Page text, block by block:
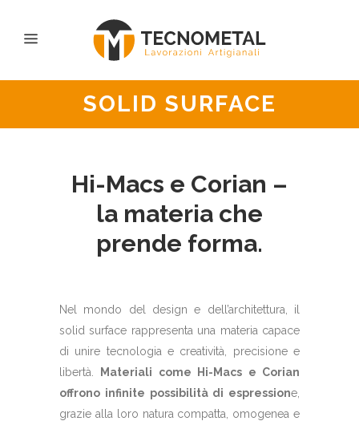
SOLID SURFACE
Hi-Macs e Corian –
la materia che
prende forma.
Nel mondo del design e dell’architettura, il
solid surface rappresenta una materia capace
di unire tecnologia e creatività, precisione e
libertà.
Materiali come Hi-Macs e Corian
offrono infinite possibilità di espressione,
grazie alla loro natura compatta, omogenea e